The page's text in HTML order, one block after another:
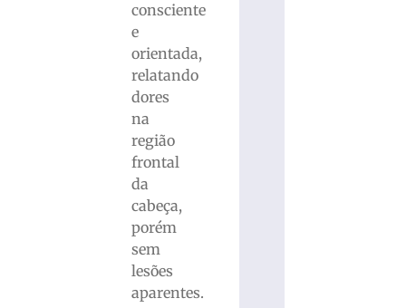
consciente
e
orientada,
relatando
dores
na
região
frontal
da
cabeça,
porém
sem
lesões
aparentes.